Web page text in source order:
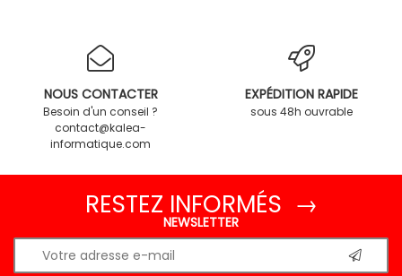
NOUS CONTACTER
Besoin d'un conseil ?
contact@kalea-
informatique.com
EXPÉDITION RAPIDE
sous 48h ouvrable
RESTEZ INFORMÉS →
NEWSLETTER